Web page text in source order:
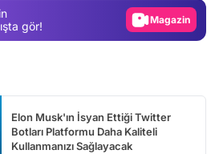
gör!
Magazin
Elon Musk'ın İsyan Ettiği Twitter
Botları Platformu Daha Kaliteli
Kullanmanızı Sağlayacak